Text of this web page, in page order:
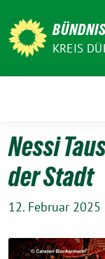
zum
Inhalt
KREIS
Nessi
der Stadt
12. Februar 2025